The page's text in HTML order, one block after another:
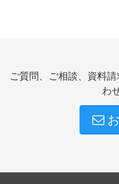
ご質問、ご相談、資料
わ